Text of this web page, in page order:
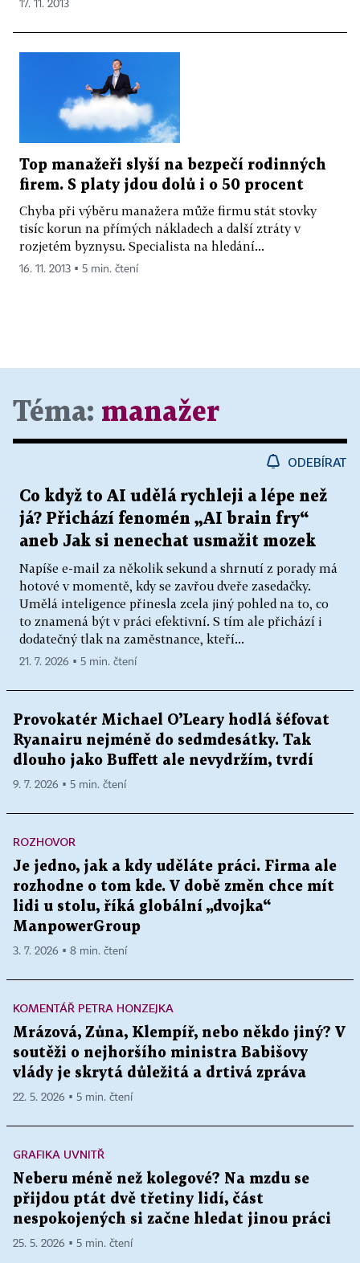
17. 11. 2013
Top manažeři slyší na bezpečí rodinných
firem. S platy jdou dolů i o 50 procent
Chyba při výběru manažera může firmu stát stovky
tisíc korun na přímých nákladech a další ztráty v
rozjetém byznysu. Specialista na hledání...
16. 11. 2013 ▪ 5 min. čtení
Téma: manažer
ODEBÍRAT
Co když to AI udělá rychleji a lépe než
já? Přichází fenomén „AI brain fry“
aneb Jak si nenechat usmažit mozek
Napíše e-mail za několik sekund a shrnutí z porady má
hotové v momentě, kdy se zavřou dveře zasedačky.
Umělá inteligence přinesla zcela jiný pohled na to, co
to znamená být v práci efektivní. S tím ale přichází i
dodatečný tlak na zaměstnance, kteří...
21. 7. 2026 ▪ 5 min. čtení
Provokatér Michael O’Leary hodlá šéfovat
Ryanairu nejméně do sedmdesátky. Tak
dlouho jako Buffett ale nevydržím, tvrdí
9. 7. 2026 ▪ 5 min. čtení
ROZHOVOR
Je jedno, jak a kdy uděláte práci. Firma ale
rozhodne o tom kde. V době změn chce mít
lidi u stolu, říká globální „dvojka“
ManpowerGroup
3. 7. 2026 ▪ 8 min. čtení
KOMENTÁŘ PETRA HONZEJKA
Mrázová, Zůna, Klempíř, nebo někdo jiný? V
soutěži o nejhoršího ministra Babišovy
vlády je skrytá důležitá a drtivá zpráva
22. 5. 2026 ▪ 5 min. čtení
GRAFIKA UVNITŘ
Neberu méně než kolegové? Na mzdu se
přijdou ptát dvě třetiny lidí, část
nespokojených si začne hledat jinou práci
25. 5. 2026 ▪ 5 min. čtení